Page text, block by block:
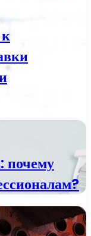
почему